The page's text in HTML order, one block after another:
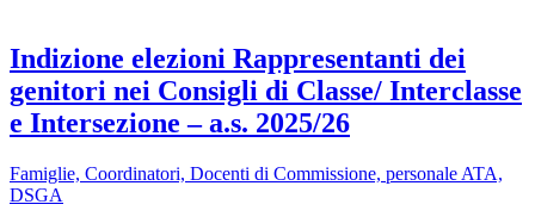
Indizione elezioni Rappresentanti dei
genitori nei Consigli di Classe/ Interclasse
e Intersezione – a.s. 2025/26
Famiglie, Coordinatori, Docenti di Commissione, personale ATA,
DSGA